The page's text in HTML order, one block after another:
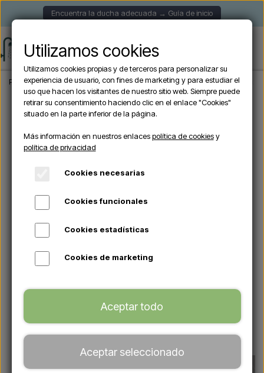
Encuentra la ducha adecuada → Guía de inicio
Página de inicio Duchas de exterior Duchas murales Exclusiva ducha
Utilizamos cookies
Utilizamos cookies propias y de terceros para personalizar su
experiencia de usuario, con fines de marketing y para estudiar el
uso que hacen los visitantes de nuestro sitio web. Siempre puede
retirar su consentimiento haciendo clic en el enlace "Cookies"
situado en la parte inferior de la página.
Más información en nuestros enlacespolítica de cookiesy
política de privacidad
Cookies necesarias
Cookies funcionales
Cookies estadísticas
Cookies de marketing
Aceptar todo
Aceptar seleccionado